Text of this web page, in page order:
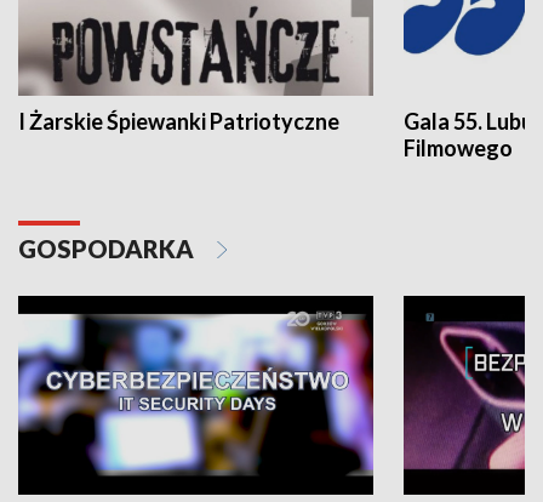
I Żarskie Śpiewanki Patriotyczne
Gala 55.
Filmowego
GOSPODARKA